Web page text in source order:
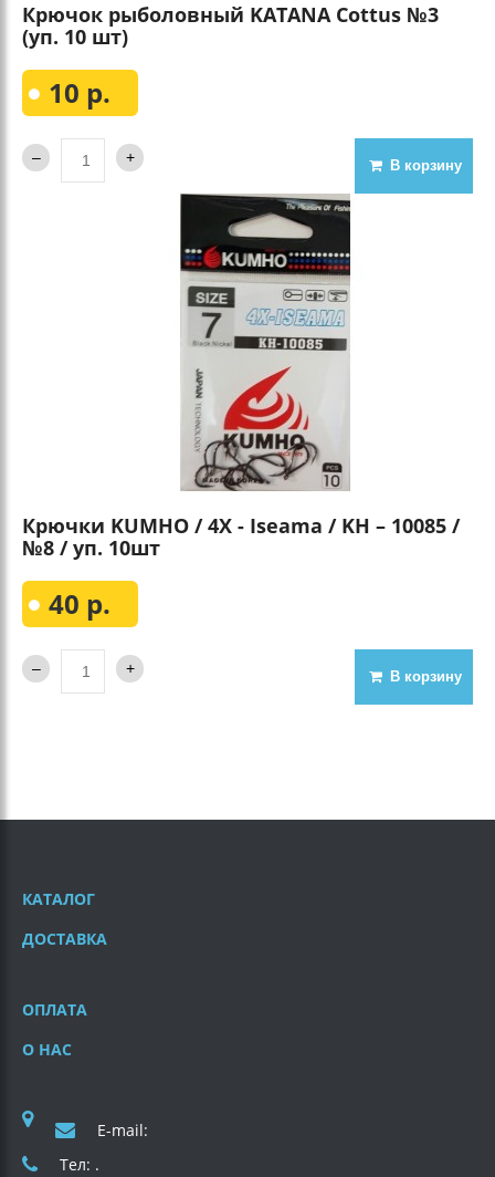
Крючок рыболовный KATANA Cottus №3
(уп. 10 шт)
10 р.
В корзину
Крючки KUMHO / 4X - Iseama / KH – 10085 /
№8 / уп. 10шт
40 р.
В корзину
КАТАЛОГ
ДОСТАВКА
ОПЛАТА
О НАС
E-mail:
Тел: .